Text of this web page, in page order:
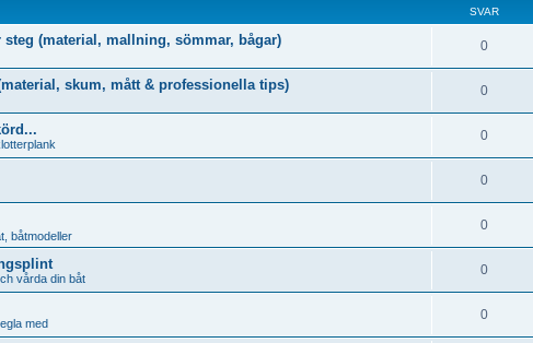
SVAR
(material, mallning, sömmar, bågar) 0
skum, mått & professionella tips) 0
0
0
båtmodeller
0
vårda din båt
0
med
0